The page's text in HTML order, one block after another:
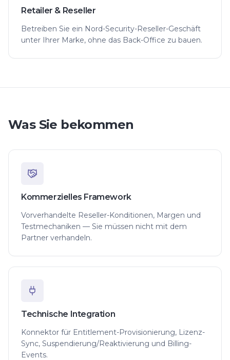
Retailer & Reseller
Betreiben Sie ein Nord-Security-Reseller-Geschäft
unter Ihrer Marke, ohne das Back-Office zu bauen.
Was Sie bekommen
Kommerzielles Framework
Vorverhandelte Reseller-Konditionen, Margen und
Testmechaniken — Sie müssen nicht mit dem
Partner verhandeln.
Technische Integration
Konnektor für Entitlement-Provisionierung, Lizenz-
Sync, Suspendierung/Reaktivierung und Billing-
Events.